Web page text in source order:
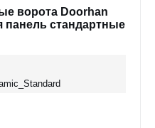
ворота Doorhan
панель стандартные